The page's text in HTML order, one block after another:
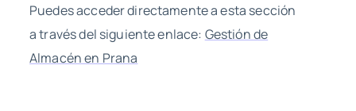
Puedes acceder directamente a esta sección
a través del siguiente enlace: Gestión de
Almacén en Prana